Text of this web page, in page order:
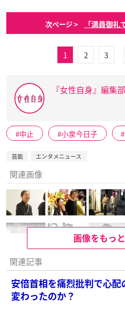
次ページ > 「満員御礼
1 2 3
『女性自身』編集部
中止 小泉今日子
芸能 エンタメニュース
関連画像
画像をもっ
関連記事
安倍首相を痛烈批判で心
変わったのか？